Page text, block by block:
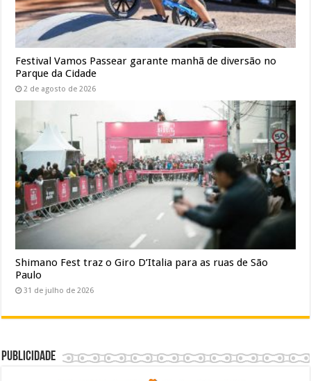
Festival Vamos Passear garante manhã de diversão no
Parque da Cidade
2 de agosto de 2026
Shimano Fest traz o Giro D’Italia para as ruas de São
Paulo
31 de julho de 2026
Publicidade